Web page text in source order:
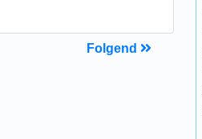
Folgend